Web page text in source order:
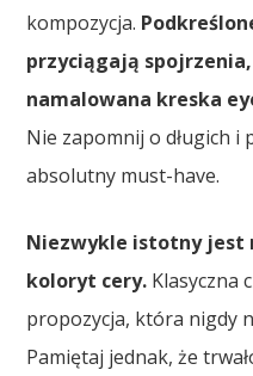
kompozycja.
przyciągają
namalowana kreska
Nie zapomnij o długich i
absolutny must-have.
Niezwykle istotny jest
koloryt cery. Klasyczna
propozycja, która nigdy
Pamiętaj jednak, że